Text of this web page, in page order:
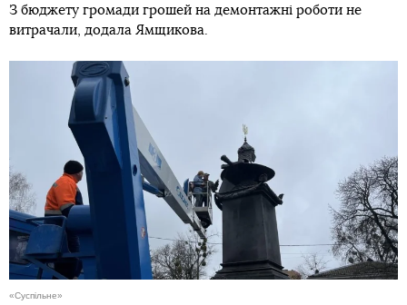
З бюджету громади грошей на демонтажні роботи не
витрачали, додала Ямщикова.
«Суспільне»